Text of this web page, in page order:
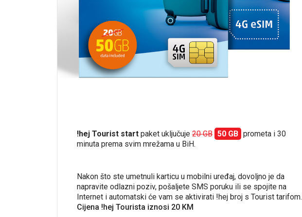
!hej Tourist start paket uključuje 20 GB 50 GB prometa i 30
minuta prema svim mrežama u BiH.
Nakon što ste umetnuli karticu u mobilni uređaj, dovoljno je da
napravite odlazni poziv, pošaljete SMS poruku ili se spojite na
Internet i automatski će vam se aktivirati !hej broj s Tourist tarifom.
Cijena !hej Tourista iznosi 20 KM